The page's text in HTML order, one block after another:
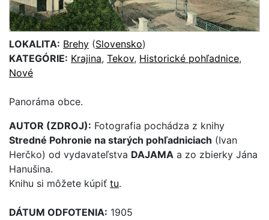
LOKALITA: Brehy (Slovensko)
KATEGÓRIE: Krajina, Tekov, Historické pohľadnice,
Nové
Panoráma obce.
AUTOR (ZDROJ): Fotografia pochádza z knihy
Stredné Pohronie na starých pohľadniciach (Ivan
Herčko) od vydavateľstva DAJAMA a zo zbierky Jána
Hanušina.
Knihu si môžete kúpiť tu.
DÁTUM ODFOTENIA: 1905